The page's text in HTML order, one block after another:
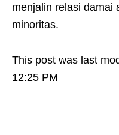
menjalin relasi damai
minoritas.
This post was last
12:25 PM